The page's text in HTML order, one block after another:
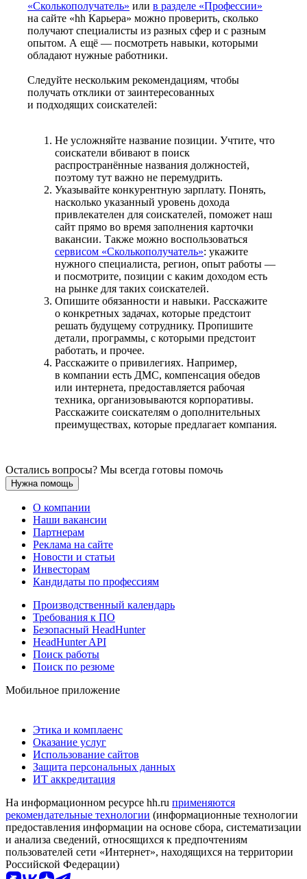
«Сколькополучатель» или в разделе «Профессии»
на сайте «hh Карьера» можно проверить, сколько
получают специалисты из разных сфер и с разным
опытом. А ещё — посмотреть навыки, которыми
обладают нужные работники.
Следуйте нескольким рекомендациям, чтобы
получать отклики от заинтересованных
и подходящих соискателей:
Не усложняйте название позиции. Учтите, что
соискатели вбивают в поиск
распространённые названия должностей,
поэтому тут важно не перемудрить.
Указывайте конкурентную зарплату. Понять,
насколько указанный уровень дохода
привлекателен для соискателей, поможет наш
сайт прямо во время заполнения карточки
вакансии. Также можно воспользоваться
сервисом «Сколькополучатель»: укажите
нужного специалиста, регион, опыт работы —
и посмотрите, позиции с каким доходом есть
на рынке для таких соискателей.
Опишите обязанности и навыки. Расскажите
о конкретных задачах, которые предстоит
решать будущему сотруднику. Пропишите
детали, программы, с которыми предстоит
работать, и прочее.
Расскажите о привилегиях. Например,
в компании есть ДМС, компенсация обедов
или интернета, предоставляется рабочая
техника, организовываются корпоративы.
Расскажите соискателям о дополнительных
преимуществах, которые предлагает компания.
Остались вопросы? Мы всегда готовы помочь
Нужна помощь
О компании
Наши вакансии
Партнерам
Реклама на сайте
Новости и статьи
Инвесторам
Кандидаты по профессиям
Производственный календарь
Требования к ПО
Безопасный HeadHunter
HeadHunter API
Поиск работы
Поиск по резюме
Мобильное приложение
Этика и комплаенс
Оказание услуг
Использование сайтов
Защита персональных данных
ИТ аккредитация
На информационном ресурсе hh.ru применяются
рекомендательные технологии (информационные технологии
предоставления информации на основе сбора, систематизации
и анализа сведений, относящихся к предпочтениям
пользователей сети «Интернет», находящихся на территории
Российской Федерации)